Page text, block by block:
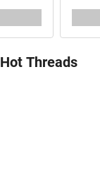
Hot Threads